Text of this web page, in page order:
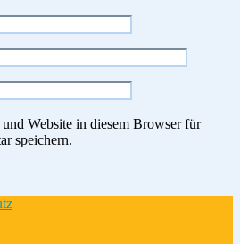
Website in diesem Browser für
speichern.